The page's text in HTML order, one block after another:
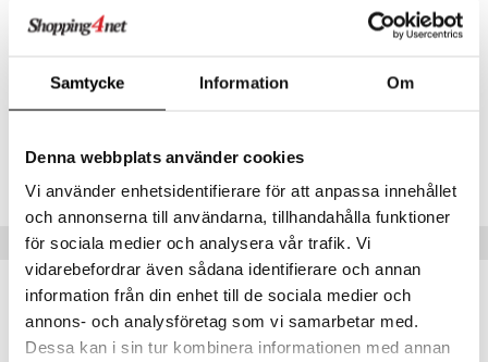
Samtycke Information Om
Denna webbplats använder cookies
Vi använder enhetsidentifierare för att anpassa innehållet
och annonserna till användarna, tillhandahålla funktioner
för sociala medier och analysera vår trafik. Vi
vidarebefordrar även sådana identifierare och annan
information från din enhet till de sociala medier och
annons- och analysföretag som vi samarbetar med.
Dessa kan i sin tur kombinera informationen med annan
Gratissima (Avocado) Oil, Lavandula Angustifolia (Lavender) Oil,
Sodium Lauroyl Lactylate, Ceramide NP, Ceramide AP, Cholesterol,
42090)
Tuotenumero
Vinkkejä sinulle